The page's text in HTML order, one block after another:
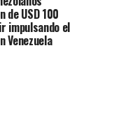
de USD 100
impulsando el
Venezuela